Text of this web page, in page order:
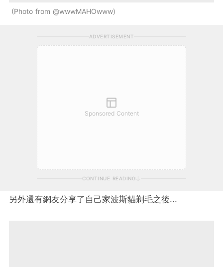
Photo from @wwwMAHOwww
ADVERTISEMENT
Sponsored Content
CONTINUE READING
另外還有網友分享了自己家波斯貓剃毛之後...